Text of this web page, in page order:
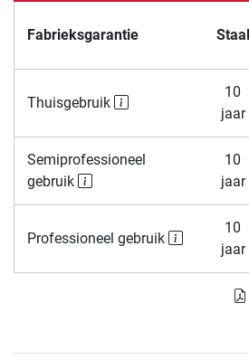
Fabrieksgarantie Staal
Thuisgebruik
10
jaar
Semiprofessioneel
gebruik
10
jaar
Professioneel gebruik
10
jaar